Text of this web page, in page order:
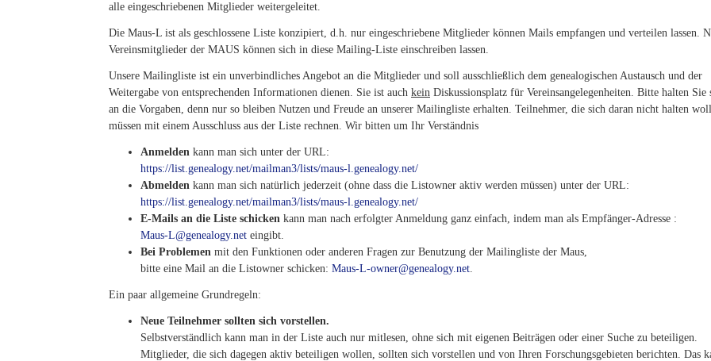
alle eingeschriebenen Mitglieder weitergeleitet.
Die Maus-L ist als geschlossene Liste konzipiert, d.h. nur eingeschriebene Mitglieder können Mails empfangen und verteilen lassen.
Vereinsmitglieder der MAUS können sich in diese Mailing-Liste einschreiben lassen.
Unsere Mailingliste ist ein unverbindliches Angebot an die Mitglieder und soll ausschließlich dem genealogischen Austausch und der
Weitergabe von entsprechenden Informationen dienen. Sie ist auch kein Diskussionsplatz für Vereinsangelegenheiten. Bitte halten Sie
an die Vorgaben, denn nur so bleiben Nutzen und Freude an unserer Mailingliste erhalten. Teilnehmer, die sich daran nicht halten
müssen mit einem Ausschluss aus der Liste rechnen. Wir bitten um Ihr Verständnis
Anmelden kann man sich unter der URL:
https://list.genealogy.net/mailman3/lists/maus-l.genealogy.net/
Abmelden kann man sich natürlich jederzeit (ohne dass die Listowner aktiv werden müssen) unter der URL:
https://list.genealogy.net/mailman3/lists/maus-l.genealogy.net/
E-Mails an die Liste schicken kann man nach erfolgter Anmeldung ganz einfach, indem man als Empfänger-Adresse :
Maus-L@genealogy.net eingibt.
Bei Problemen mit den Funktionen oder anderen Fragen zur Benutzung der Mailingliste der Maus,
bitte eine Mail an die Listowner schicken: Maus-L-owner@genealogy.net.
Ein paar allgemeine Grundregeln:
Neue Teilnehmer sollten sich vorstellen.
Selbstverständlich kann man in der Liste auch nur mitlesen, ohne sich mit eigenen Beiträgen oder einer Suche zu beteiligen.
Mitglieder, die sich dagegen aktiv beteiligen wollen, sollten sich vorstellen und von Ihren Forschungsgebieten berichten. Das